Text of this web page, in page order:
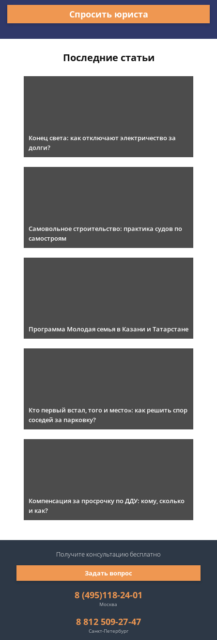
Спросить юриста
Последние статьи
Конец света: как отключают электричество за
долги?
Самовольное строительство: практика судов по
самостроям
Программа Молодая семья в Казани и Татарстане
Кто первый встал, того и место»: как решить спор
соседей за парковку?
Компенсация за просрочку по ДДУ: кому, сколько
и как?
8 (495)118-24-01
Москва
8 812 509-27-47
Санкт-Петербург
Задать вопрос
Получите консультациюбесплатно